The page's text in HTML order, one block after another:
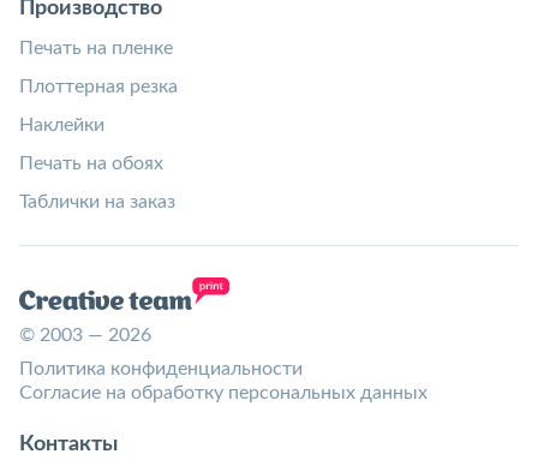
Производство
Печать на пленке
Плоттерная резка
Наклейки
Печать на обоях
Таблички на заказ
© 2003 — 2026
Политика конфиденциальности
Согласие на обработку персональных данных
Контакты